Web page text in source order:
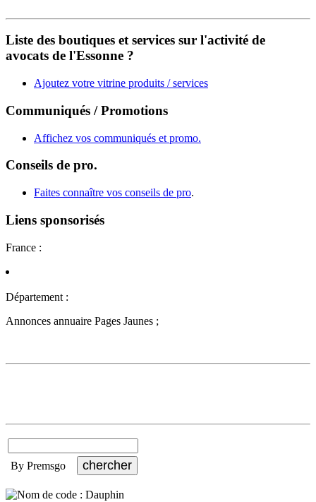
Liste des boutiques et services sur l'activité de
avocats de l'Essonne ?
Ajoutez votre vitrine produits / services
Communiqués / Promotions
Affichez vos communiqués et promo.
Conseils de pro.
Faites connaître vos conseils de pro.
Liens sponsorisés
France :
Département :
Annonces annuaire Pages Jaunes ;
By Premsgo